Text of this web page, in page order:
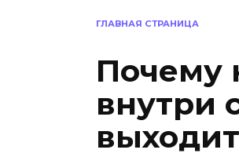
ГЛАВНАЯ СТРАНИЦА
Почему
внутри